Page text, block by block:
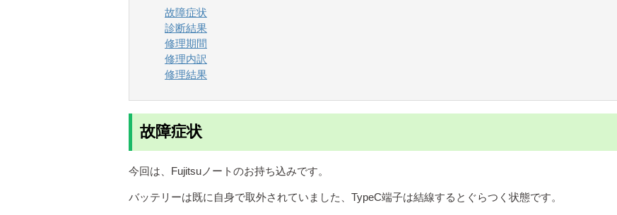
故障症状
診断結果
修理期間
修理内訳
修理結果
故障症状
今回は、Fujitsuノートのお持ち込みです。
バッテリーは既に自身で取外されていました、TypeC端子は結線するとぐらつく状態です。